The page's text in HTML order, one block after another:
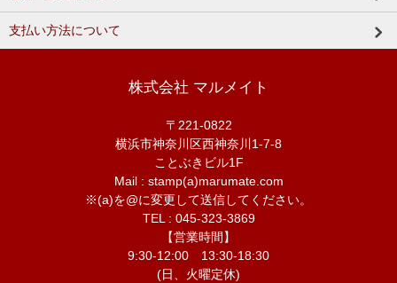
支払い方法について
株式会社 マルメイト
〒221-0822
横浜市神奈川区西神奈川1-7-8
ことぶきビル1F
Mail : stamp(a)marumate.com
※(a)を@に変更して送信してください。
TEL : 045-323-3869
【営業時間】
9:30-12:00 13:30-18:30
(日、火曜定休)